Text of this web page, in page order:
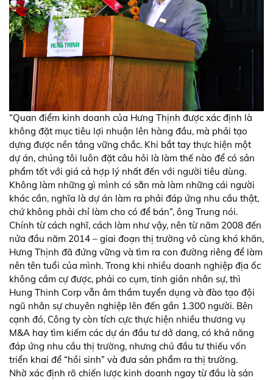
“Quan điểm kinh doanh của Hưng Thịnh được xác định là
không đặt mục tiêu lợi nhuận lên hàng đầu, mà phải tạo
dựng được nền tảng vững chắc. Khi bắt tay thực hiện một
dự án, chúng tôi luôn đặt câu hỏi là làm thế nào để có sản
phẩm tốt với giá cả hợp lý nhất đến với người tiêu dùng.
Không làm những gì mình có sẵn mà làm những cái người
khác cần, nghĩa là dự án làm ra phải đáp ứng nhu cầu thật,
chứ không phải chỉ làm cho có để bán”, ông Trung nói.
Chính từ cách nghĩ, cách làm như vậy, nên từ năm 2008 đến
nửa đầu năm 2014 – giai đoạn thị trường vô cùng khó khăn,
Hưng Thịnh đã đứng vững và tìm ra con đường riêng để làm
nên tên tuổi của mình. Trong khi nhiều doanh nghiệp địa ốc
không cầm cự được, phải co cụm, tinh giản nhân sự, thì
Hung Thinh Corp vẫn âm thầm tuyển dụng và đào tạo đội
ngũ nhân sự chuyên nghiệp lên đến gần 1.300 người. Bên
cạnh đó, Công ty còn tích cực thực hiện nhiều thương vụ
M&A hay tìm kiếm các dự án đầu tư dở dang, có khả năng
đáp ứng nhu cầu thị trường, nhưng chủ đầu tư thiếu vốn
triển khai để “hồi sinh” và đưa sản phẩm ra thị trường.
Nhờ xác định rõ chiến lược kinh doanh ngay từ đầu là sản